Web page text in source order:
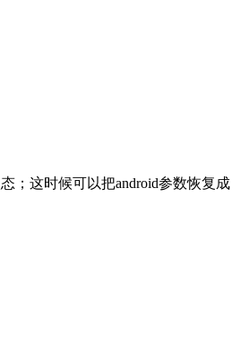
；这时候可以把android参数恢复成